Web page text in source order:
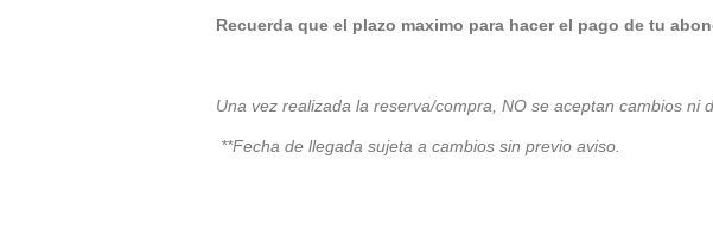
Recuerda que el plazo maximo para hacer el pago de tu
Una vez realizada la reserva/compra, NO se aceptan cambios ni
**Fecha de llegada sujeta a cambios sin previo aviso.